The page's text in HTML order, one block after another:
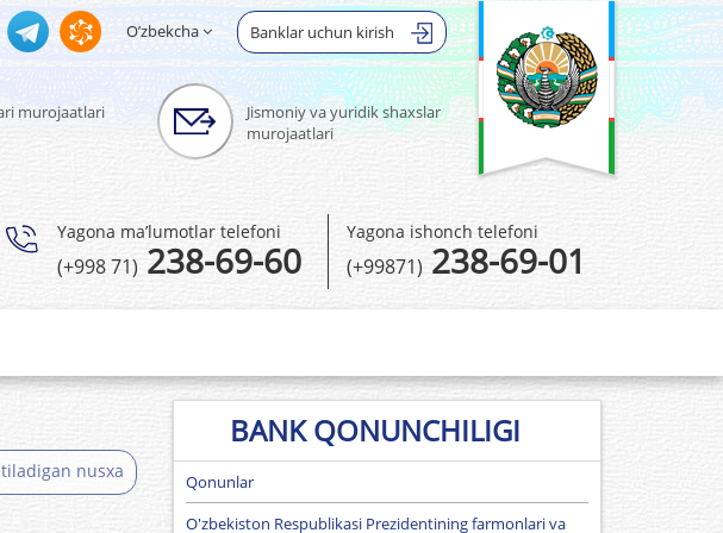
Banklar uchun kirish
O’zbekcha
murojaatlari
Jismoniy va yuridik shaxslar
murojaatlari
Yagona ma’lumotlar telefoni
(+998 71)238-69-60
Yagona ishonch telefoni
(+99871) 238-69-01
nusxa
BANK QONUNCHILIGI
Qonunlar
O'zbekiston Respublikasi Prezidentining farmonlari va